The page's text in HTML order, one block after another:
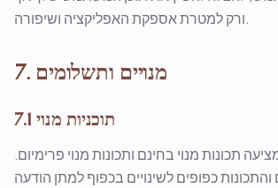
ורק למטרת אספקת האפליקציה ושיפורה.
7. מנויים ותשלומים
7.1 תוכניות מנוי
תכונות מנוי בחינם ותכונות מנוי פרימיום.